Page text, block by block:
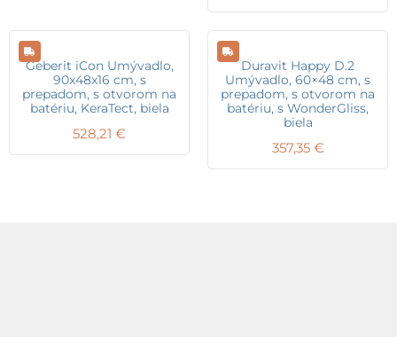
Geberit iCon Umývadlo,
90x48x16 cm, s
prepadom, s otvorom na
batériu, KeraTect, biela
528,21 €
Duravit Happy D.2
Umývadlo, 60×48 cm, s
prepadom, s otvorom na
batériu, s WonderGliss,
biela
357,35 €